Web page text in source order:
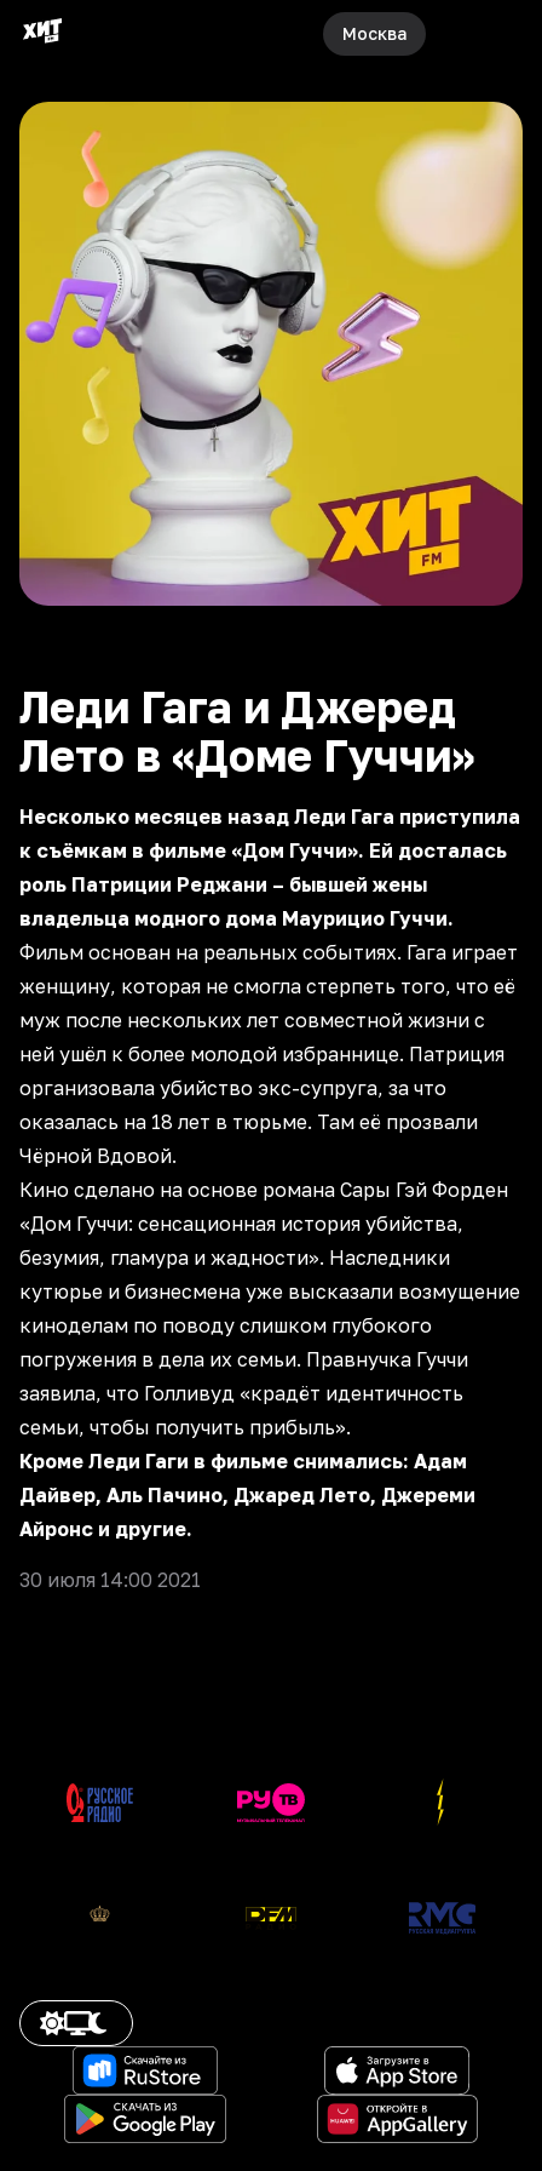
Москва
Леди Гага и Джеред
Лето в «Доме Гуччи»
Несколько месяцев назад Леди Гага приступила
к съёмкам в фильме «Дом Гуччи». Ей досталась
роль Патриции Реджани – бывшей жены
владельца модного дома Маурицио Гуччи.
Фильм основан на реальных событиях. Гага играет
женщину, которая не смогла стерпеть того, что её
муж после нескольких лет совместной жизни с
ней ушёл к более молодой избраннице. Патриция
организовала убийство экс-супруга, за что
оказалась на 18 лет в тюрьме. Там её прозвали
Чёрной Вдовой.
Кино сделано на основе романа Сары Гэй Форден
«Дом Гуччи: сенсационная история убийства,
безумия, гламура и жадности». Наследники
кутюрье и бизнесмена уже высказали возмущение
киноделам по поводу слишком глубокого
погружения в дела их семьи. Правнучка Гуччи
заявила, что Голливуд «крадёт идентичность
семьи, чтобы получить прибыль».
Кроме Леди Гаги в фильме снимались: Адам
Дайвер, Аль Пачино, Джаред Лето, Джереми
Айронс и другие.
30 июля 14:00 2021